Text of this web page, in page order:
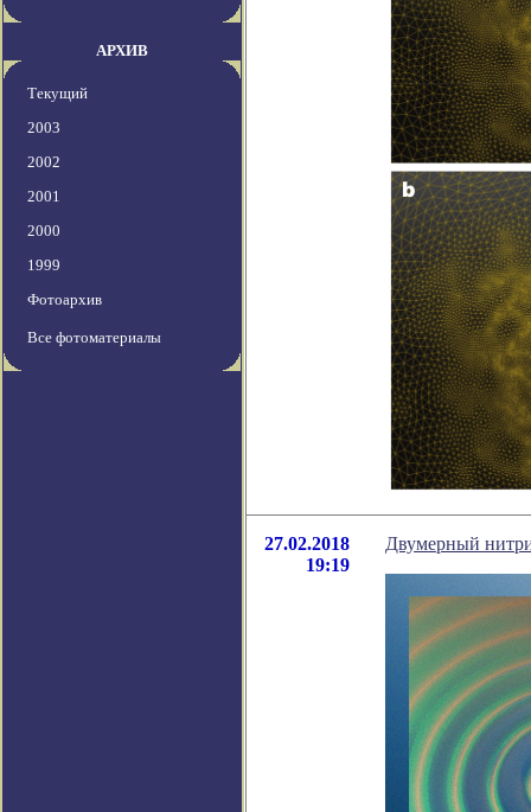
АРХИВ
Текущий
2003
2002
2001
2000
1999
Фотоархив
Все фотоматериалы
27.02.2018
19:19
Двумерный